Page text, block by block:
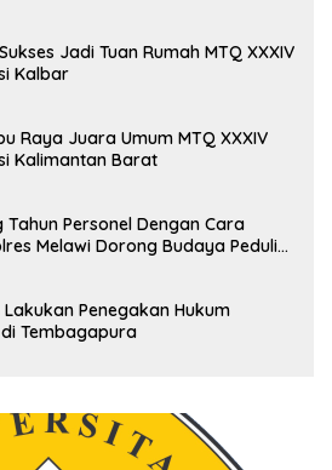
Jadi Tuan Rumah MTQ XXXIV
Kalbar
Raya Juara Umum MTQ XXXIV
Kalimantan Barat
Tahun Personel Dengan Cara
Melawi Dorong Budaya Peduli
Penegakan Hukum
Tembagapura